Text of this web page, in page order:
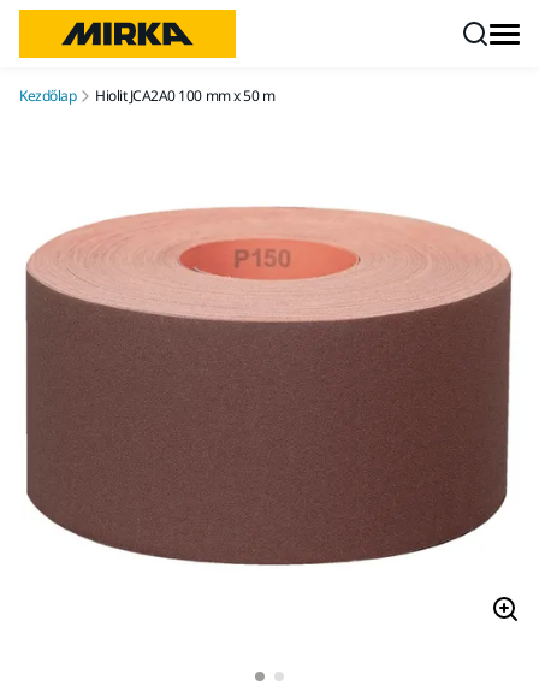
Kezdőlap Hiolit JCA2A0 100 mm x 50 m